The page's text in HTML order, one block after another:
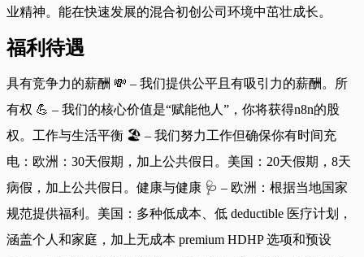
业精神。能在快速发展的混合初创公司环境中茁壮成长。
福利待遇
具有竞争力的薪酬 💸 – 我们提供公平且有吸引力的薪酬。所
有权 💪 – 我们的核心价值是“赋能他人”，你将获得n8n的股
权。工作与生活平衡 🏖️ – 我们努力工作但确保你有时间充
电：欧洲：30天假期，加上公共假日。美国：20天假期，8天
病假，加上公共假日。健康与健康 🩺 – 欧洲：根据当地国家
规范提供福利。美国：多种低成本、低 deductible 医疗计划，
涵盖个人和家庭，加上无成本 premium HDHP 选项和预设